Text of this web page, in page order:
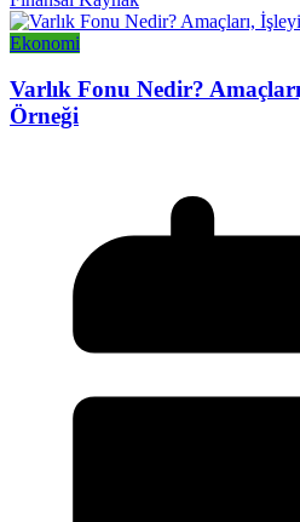
Ekonomi
Varlık Fonu Nedir?
Örneği